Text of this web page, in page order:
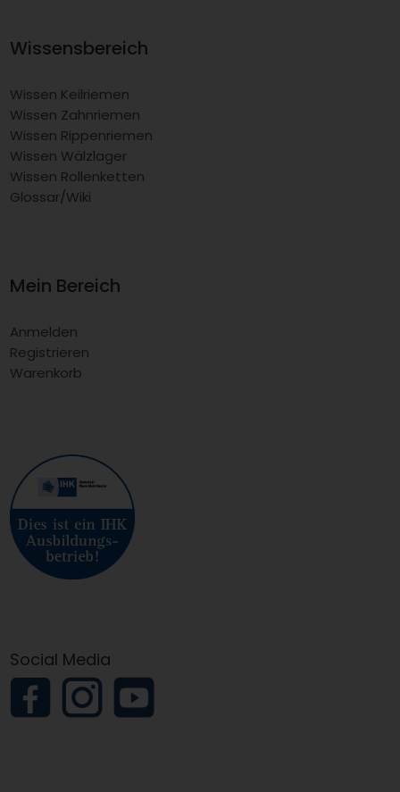
Wissensbereich
Wissen Keilriemen
Wissen Zahnriemen
Wissen Rippenriemen
Wissen Wälzlager
Wissen Rollenketten
Glossar/Wiki
Mein Bereich
Anmelden
Registrieren
Warenkorb
Social Media